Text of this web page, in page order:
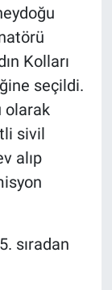
Kolları
seçildi.
olarak
sivil
alıp
sıradan